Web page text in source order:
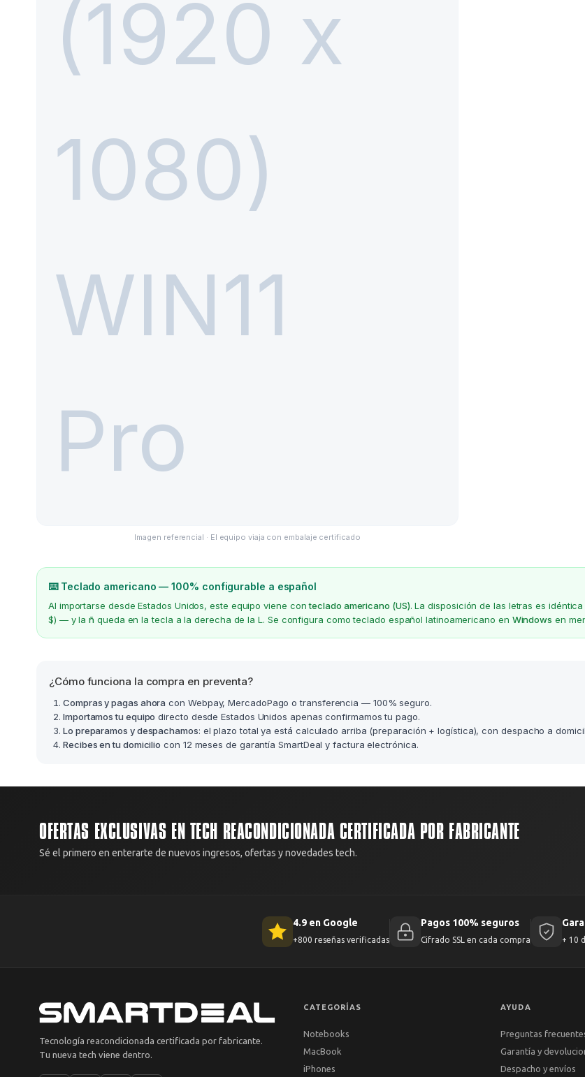
Imagen referencial · El equipo viaja con embalaje certificado
⌨️ Teclado americano — 100% configurable a español
Al importarse desde Estados Unidos, este equipo viene conteclado americano (US). La disposición de las letras es
$) — y lañ queda en la tecla a la derecha de la L. Se configura como teclado español latinoamericano en Windows en
¿Cómo funciona la compra en preventa?
Compras y pagas ahora con Webpay, MercadoPago o transferencia — 100% seguro.
Importamos tu equipo directo desde Estados Unidos apenas confirmamos tu pago.
Lo preparamos y despachamos: el plazo total ya está calculado arriba (preparación + logística), con despacho a
Recibes en tu domicilio con 12 meses de garantía SmartDeal y factura electrónica.
OFERTAS EXCLUSIVAS EN TECH REACONDICIONADA CERTIFICADA POR FABRICANTE
Sé el primero en enterarte de nuevos ingresos, ofertas y novedades tech.
4.9 en Google
+800 reseñas verificadas
Pagos 100% seguros
Cifrado SSL en cada compra + 10
Tecnología reacondicionada certificada por fabricante.
Tu nueva tech viene dentro.
CATEGORÍAS
Notebooks
MacBook
iPhones
AYUDA
Preguntas
Garantía y
Despacho y envíos